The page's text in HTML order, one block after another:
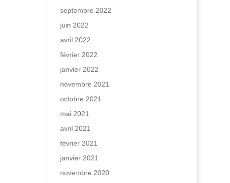
septembre 2022
juin 2022
avril 2022
février 2022
janvier 2022
novembre 2021
octobre 2021
mai 2021
avril 2021
février 2021
janvier 2021
novembre 2020